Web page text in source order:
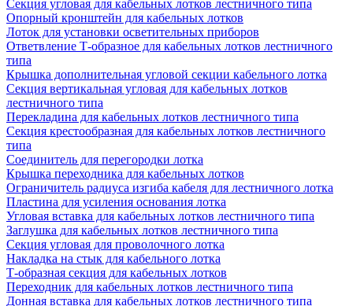
Секция угловая для кабельных лотков лестничного типа
Опорный кронштейн для кабельных лотков
Лоток для установки осветительных приборов
Ответвление Т-образное для кабельных лотков лестничного
типа
Крышка дополнительная угловой секции кабельного лотка
Секция вертикальная угловая для кабельных лотков
лестничного типа
Перекладина для кабельных лотков лестничного типа
Секция крестообразная для кабельных лотков лестничного
типа
Соединитель для перегородки лотка
Крышка переходника для кабельных лотков
Ограничитель радиуса изгиба кабеля для лестничного лотка
Пластина для усиления основания лотка
Угловая вставка для кабельных лотков лестничного типа
Заглушка для кабельных лотков лестничного типа
Секция угловая для проволочного лотка
Накладка на стык для кабельного лотка
Т-образная секция для кабельных лотков
Переходник для кабельных лотков лестничного типа
Донная вставка для кабельных лотков лестничного типа